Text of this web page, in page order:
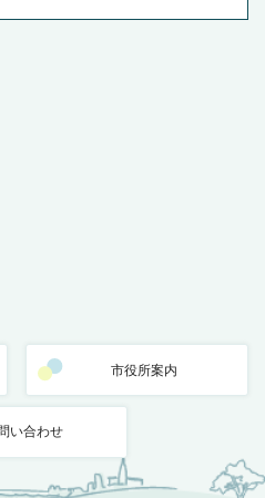
市役所案内
い合わせ